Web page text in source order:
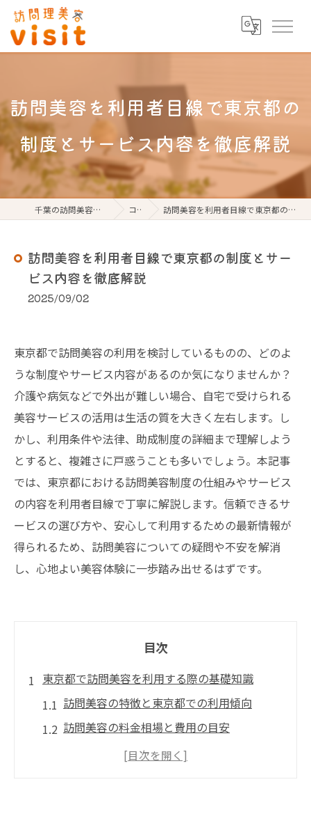
訪問美容を利用者目線で東京都の
制度とサービス内容を徹底解説
千葉の訪問美容なら訪問理美容visit コラム 訪問美容を利用者目線で東京都の制度とサービス内容を徹底解説
訪問美容を利用者目線で東京都の制度とサー
ビス内容を徹底解説
2025/09/02
東京都で訪問美容の利用を検討しているものの、どのよ
うな制度やサービス内容があるのか気になりませんか？
介護や病気などで外出が難しい場合、自宅で受けられる
美容サービスの活用は生活の質を大きく左右します。し
かし、利用条件や法律、助成制度の詳細まで理解しよう
とすると、複雑さに戸惑うことも多いでしょう。本記事
では、東京都における訪問美容制度の仕組みやサービス
の内容を利用者目線で丁寧に解説します。信頼できるサ
ービスの選び方や、安心して利用するための最新情報が
得られるため、訪問美容についての疑問や不安を解消
し、心地よい美容体験に一歩踏み出せるはずです。
目次
東京都で訪問美容を利用する際の基礎知識
訪問美容の特徴と東京都での利用傾向
訪問美容の料金相場と費用の目安
訪問美容 東京で多いサービス内容を解説